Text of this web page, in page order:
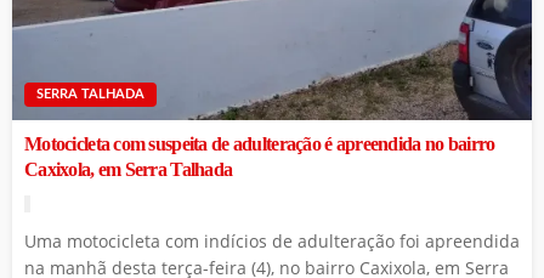
SERRA TALHADA
Motocicleta com suspeita de adulteração é apreendida no bairro
Caxixola, em Serra Talhada
Uma motocicleta com indícios de adulteração foi apreendida
na manhã desta terça-feira (4), no bairro Caxixola, em Serra